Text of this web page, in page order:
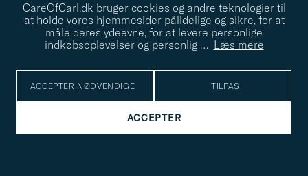
NYHED OUTDOOR NYHED OUTDOOR
CareOfCarl.dk bruger cookies og andre teknologier til
at holde vores hjemmesider pålidelige og sikre, for at
måle deres ydeevne, for at levere personlige
indkøbsoplevelser og personlig … Læs mere
ACCEPTER NØDVENDIGE TILPAS
ACCEPTER